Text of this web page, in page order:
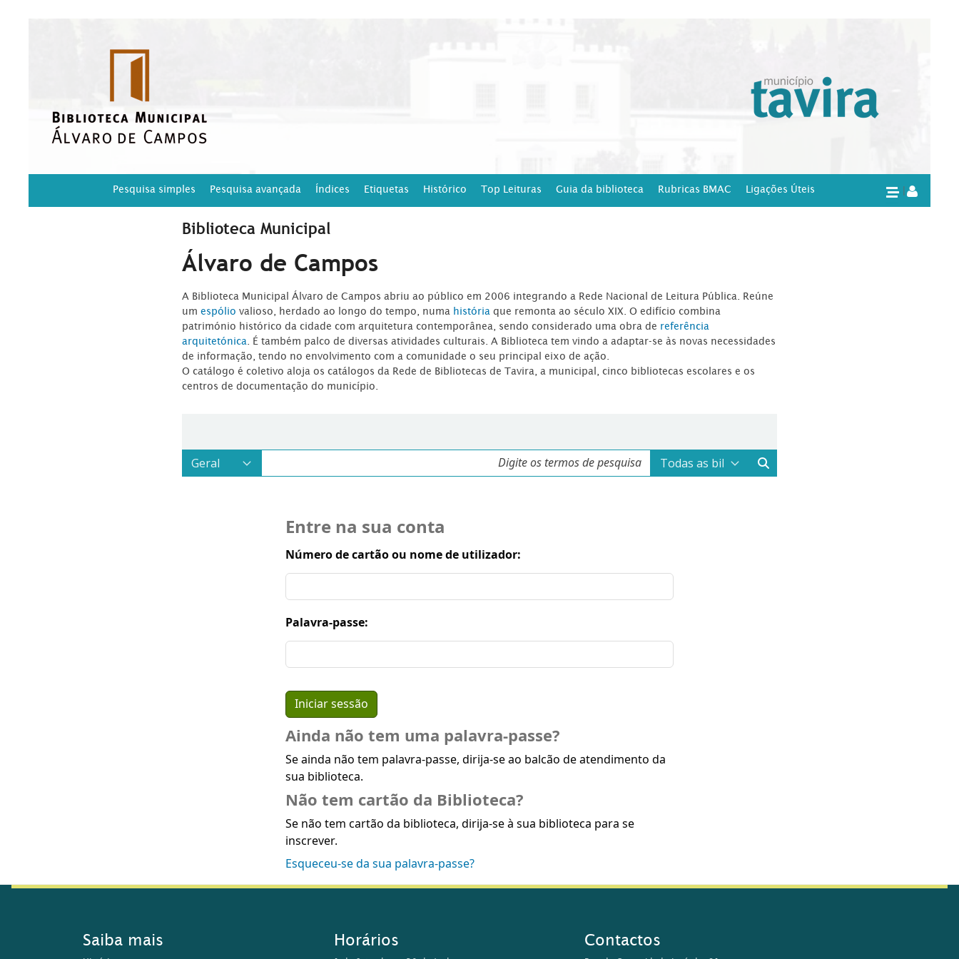
Pesquisa simples Pesquisa avançada Índices Etiquetas Histórico Top Leituras Guia da biblioteca Rubricas BMAC Ligações Úteis
Biblioteca Municipal
Álvaro de Campos
A Biblioteca Municipal Álvaro de Campos abriu ao público em 2006 integrando a Rede Nacional de Leitura Pública. Reúne
um espólio valioso, herdado ao longo do tempo, numa história que remonta ao século XIX. O edifício combina
património histórico da cidade com arquitetura contemporânea, sendo considerado uma obra de referência
arquitetónica . É também palco de diversas atividades culturais. A Biblioteca tem vindo a adaptar-se às novas necessidades
de informação, tendo no envolvimento com a comunidade o seu principal eixo de ação.
O catálogo é coletivo aloja os catálogos da Rede de Bibliotecas de Tavira, a municipal, cinco bibliotecas escolares e os
centros de documentação do município.
Entre na sua conta
Número de cartão ou nome de utilizador:
Palavra-passe:
Ainda não tem uma palavra-passe?
Se ainda não tem palavra-passe, dirija-se ao balcão de atendimento da
sua biblioteca.
Não tem cartão da Biblioteca?
Se não tem cartão da biblioteca, dirija-se à sua biblioteca para se
inscrever.
Esqueceu-se da sua palavra-passe?
Saiba mais Horários Contactos